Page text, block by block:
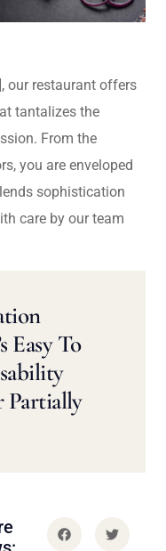
our restaurant offers
tantalizes the
From the
you are enveloped
sophistication
care by our team
Easy To
Partially